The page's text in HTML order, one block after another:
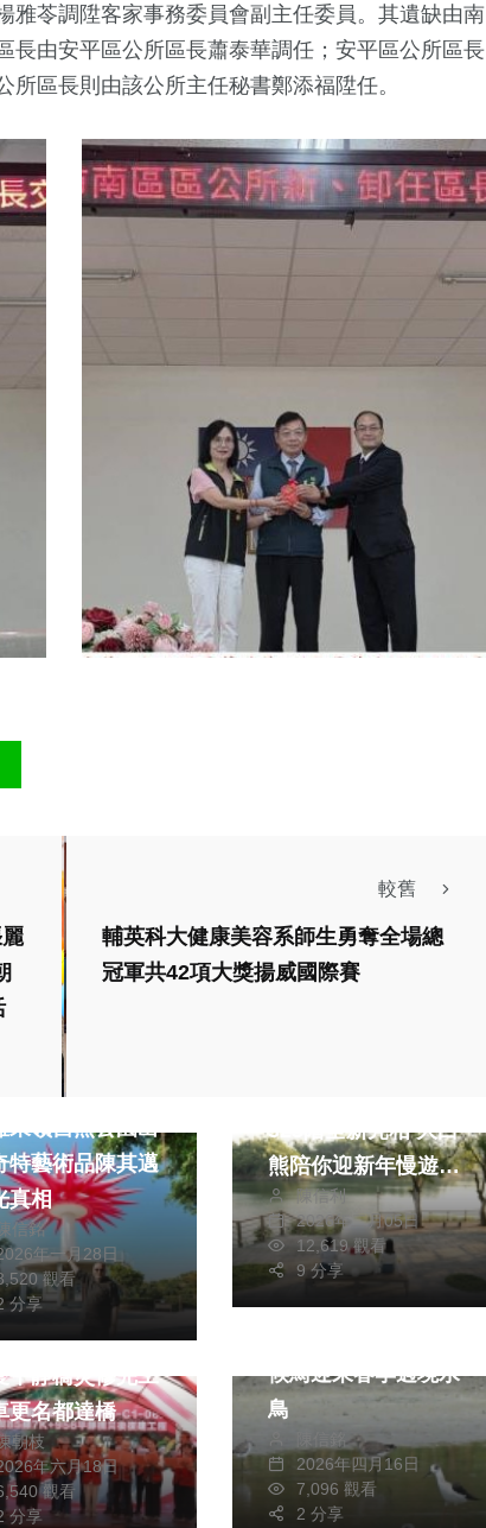
雅苓調陞客家事務委員會副主任委員。其遺缺由南
長由安平區公所區長蕭泰華調任；安平區公所區長
區長則由該公所主任秘書鄭添福陞任。
較舊
輔英科大健康美容系師生勇奪全場總
冠軍共42項大獎揚威國際賽
果嶺自然公園出
特藝術品陳其邁
真相
信銘
年一月28日
觀看
分享
323階全新亮相 大白
熊陪你迎新年慢遊嘉
義〜陳信利
2026年二月05日
12,619 觀看
9 分享
平靜橋災修完工
更名都達橋
朝枝
年六月18日
觀看
分享
候鳥迎來春季過境水
鳥
陳信銘
2026年四月16日
7,096 觀看
2 分享